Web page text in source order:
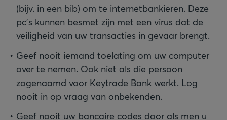
(bijv. in een bib) om te internetbankieren. Deze
pc’s kunnen besmet zijn met een virus dat de
veiligheid van uw transacties in gevaar brengt.
Geef nooit iemand toelating om uw computer
over te nemen. Ook niet als die persoon
zogenaamd voor Keytrade Bank werkt. Log
nooit in op vraag van onbekenden.
Geef nooit uw bancaire codes door als men u